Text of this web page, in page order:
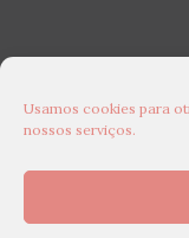
Usamos cookies para
nossos serviços.